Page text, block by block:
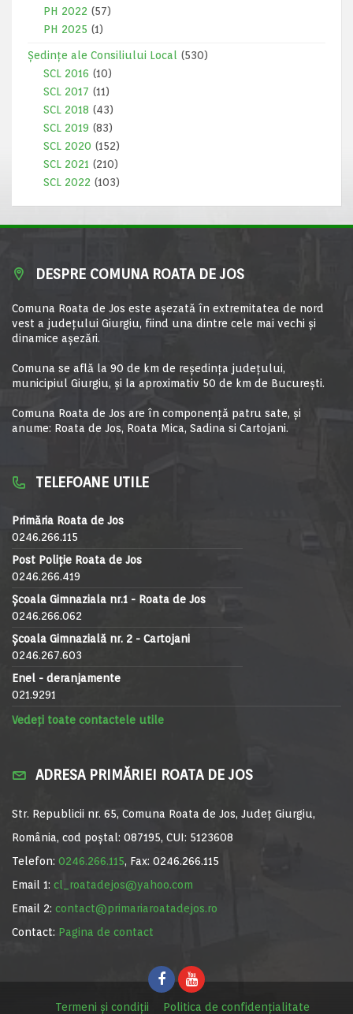
PH 2022 (57)
PH 2025 (1)
Ședințe ale Consiliului Local
(530)
SCL 2016 (10)
SCL 2017 (11)
SCL 2018 (43)
SCL 2019 (83)
SCL 2020 (152)
SCL 2021 (210)
SCL 2022 (103)
DESPRE COMUNA ROATA DE JOS
Comuna Roata de Jos este aşezată în extremitatea de nord
vest a judeţului Giurgiu, fiind una dintre cele mai vechi şi
dinamice aşezări.
Comuna se află la 90 de km de reşedinţa judeţului,
municipiul Giurgiu, şi la aproximativ 50 de km de Bucureşti.
Comuna Roata de Jos are în componență patru sate, și
anume: Roata de Jos, Roata Mica, Sadina si Cartojani.
TELEFOANE UTILE
Primăria Roata de Jos
0246.266.115
Post Poliție Roata de Jos
0246.266.419
Școala Gimnaziala nr.1 - Roata de Jos
0246.266.062
Școala Gimnazială nr. 2 - Cartojani
0246.267.603
Enel - deranjamente
021.9291
Vedeți toate contactele utile
ADRESA PRIMĂRIEI ROATA DE JOS
Str. Republicii nr. 65, Comuna Roata de Jos, Județ Giurgiu,
România, cod poștal: 087195, CUI: 5123608
Telefon: 0246.266.115, Fax: 0246.266.115
Email 1: cl_roatadejos@yahoo.com
Email 2: contact@primariaroatadejos.ro
Contact: Pagina de contact
Termeni și condiții Politica de confidențialitate